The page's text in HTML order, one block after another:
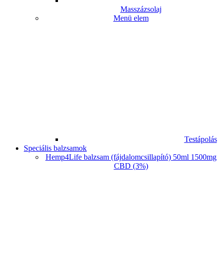
Masszázsolaj
Menü elem
Testápolás
Speciális balzsamok
Hemp4Life balzsam (fájdalomcsillapító) 50ml 1500mg
CBD (3%)